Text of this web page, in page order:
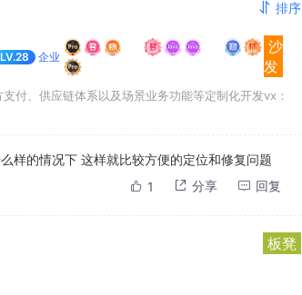
排序
LV.28 企业
沙
发
付、供应链体系以及场景业务功能等定制化开发vx：
样的情况下 这样就比较方便的定位和修复问题
1 分享 回复
板凳